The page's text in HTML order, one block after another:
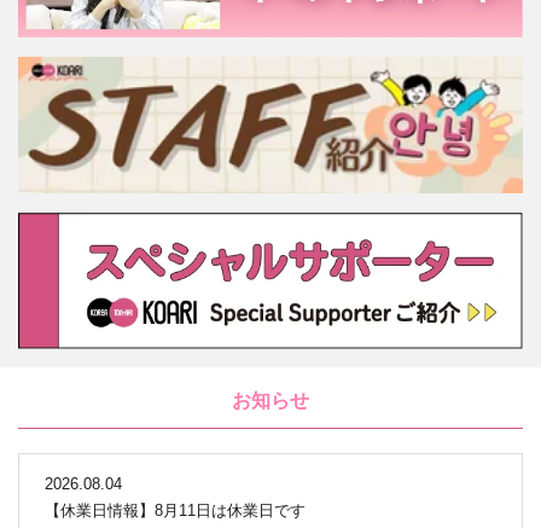
お知らせ
2026.08.04
【休業日情報】8月11日は休業日です